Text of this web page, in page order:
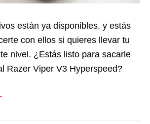
están ya disponibles, y estás
con ellos si quieres llevar tu
nivel. ¿Estás listo para sacarle
Razer Viper V3 Hyperspeed?